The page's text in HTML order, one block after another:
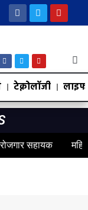
टेक्नोलॉजी
सहायक महिलाओं के